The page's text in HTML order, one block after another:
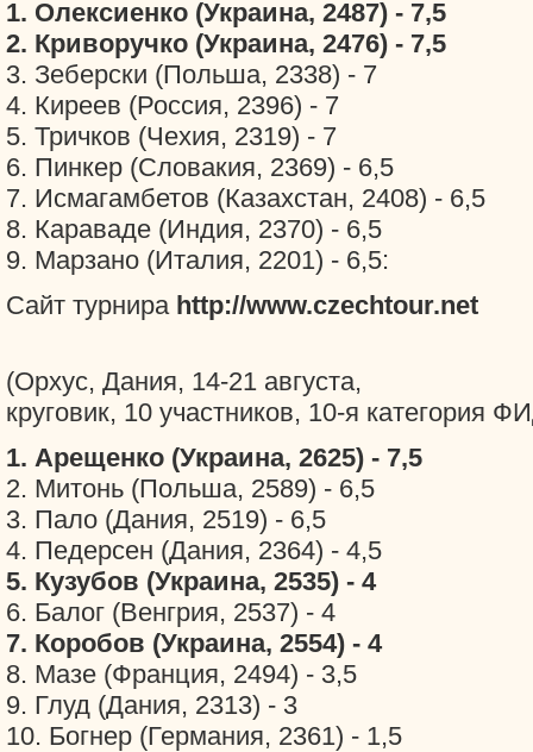
1. Олексиенко (Украина, 2487) - 7,5
2. Криворучко (Украина, 2476) - 7,5
3. Зеберски (Польша, 2338) - 7
4. Киреев (Россия, 2396) - 7
5. Тричков (Чехия, 2319) - 7
6. Пинкер (Словакия, 2369) - 6,5
7. Исмагамбетов (Казахстан, 2408) - 6,5
8. Караваде (Индия, 2370) - 6,5
9. Марзано (Италия, 2201) - 6,5:
Сайт турнира http://www.czechtour.net
(Орхус, Дания, 14-21 августа,
круговик, 10 участников, 10-я категория
1. Арещенко (Украина, 2625) - 7,5
2. Митонь (Польша, 2589) - 6,5
3. Пало (Дания, 2519) - 6,5
4. Педерсен (Дания, 2364) - 4,5
5. Кузубов (Украина, 2535) - 4
6. Балог (Венгрия, 2537) - 4
7. Коробов (Украина, 2554) - 4
8. Мазе (Франция, 2494) - 3,5
9. Глуд (Дания, 2313) - 3
10. Богнер (Германия, 2361) - 1,5